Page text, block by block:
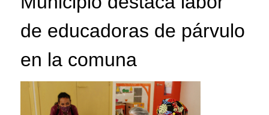
de educadoras de párvulo
en la comuna